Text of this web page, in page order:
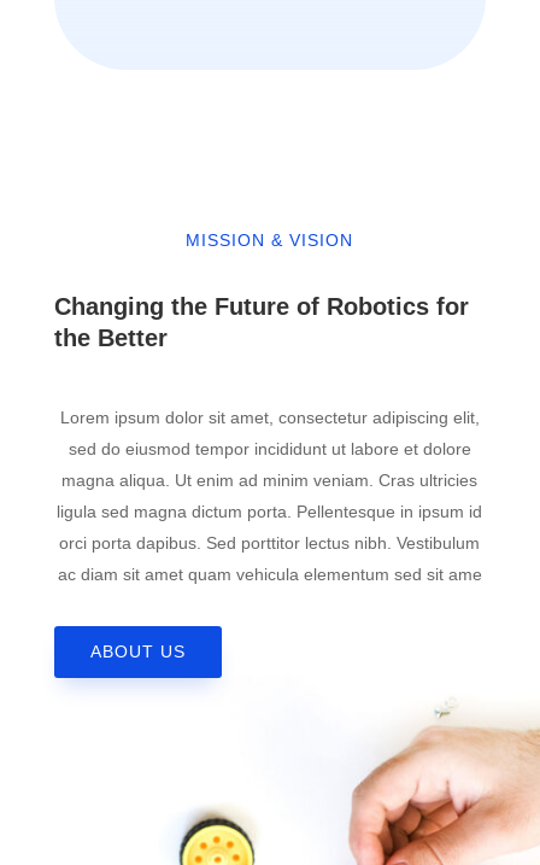
MISSION & VISION
Changing the Future of Robotics for
the Better
Lorem ipsum dolor sit amet, consectetur adipiscing elit,
sed do eiusmod tempor incididunt ut labore et dolore
magna aliqua. Ut enim ad minim veniam. Cras ultricies
ligula sed magna dictum porta. Pellentesque in ipsum id
orci porta dapibus. Sed porttitor lectus nibh. Vestibulum
ac diam sit amet quam vehicula elementum sed sit ame
ABOUT US